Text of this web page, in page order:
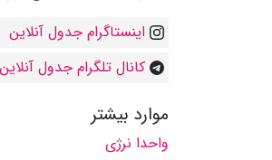
اینستاگرام جدول آنلاین
کانال تلگرام جدول آنلاین
موارد بیشتر
واحدا نرژی